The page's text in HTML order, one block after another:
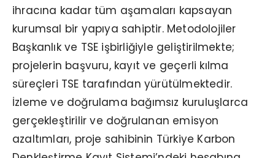
ihracına kadar tüm aşamaları kapsayan
kurumsal bir yapıya sahiptir. Metodolojiler
Başkanlık ve TSE işbirliğiyle geliştirilmekte;
projelerin başvuru, kayıt ve geçerli kılma
süreçleri TSE tarafından yürütülmektedir.
İzleme ve doğrulama bağımsız kuruluşlarca
gerçekleştirilir ve doğrulanan emisyon
azaltımları, proje sahibinin Türkiye Karbon